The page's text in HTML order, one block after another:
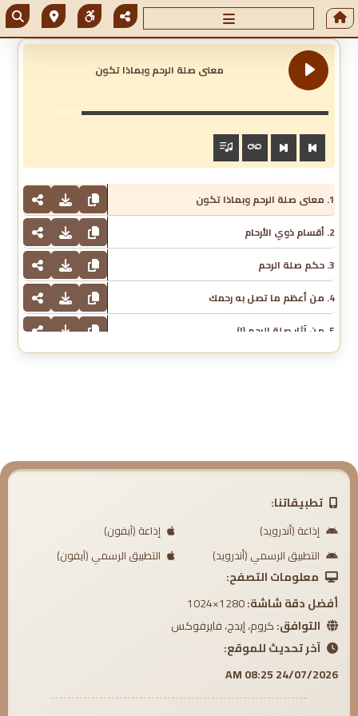
معنى صلة الرحم وبماذا تكون
00:00
1. معنى صلة الرحم وبماذا تكون
2. أقسام ذوي الأرحام
3. حكم صلة الرحم
4. من أعظم ما تصل به رحمك
5. من آثار صلة الرحم (١)
9. من أسباب قطيعة الرحم
10. نصيحة للمتنازعين من ذوي الأرحام
11. كيف تكون صلة الرحم مع الحجر المنزلي
تطبيقاتنا:
إذاعة (أندرويد)
إذاعة (آيفون)
التطبيق الرسمي (أندرويد)
التطبيق الرسمي (آيفون)
معلومات التصفح:
أفضل دقة شاشة:
التوافق:كروم، إيدج، فايرفوكس
آخر تحديث للموقع:
24/07/2026 08:25 AM